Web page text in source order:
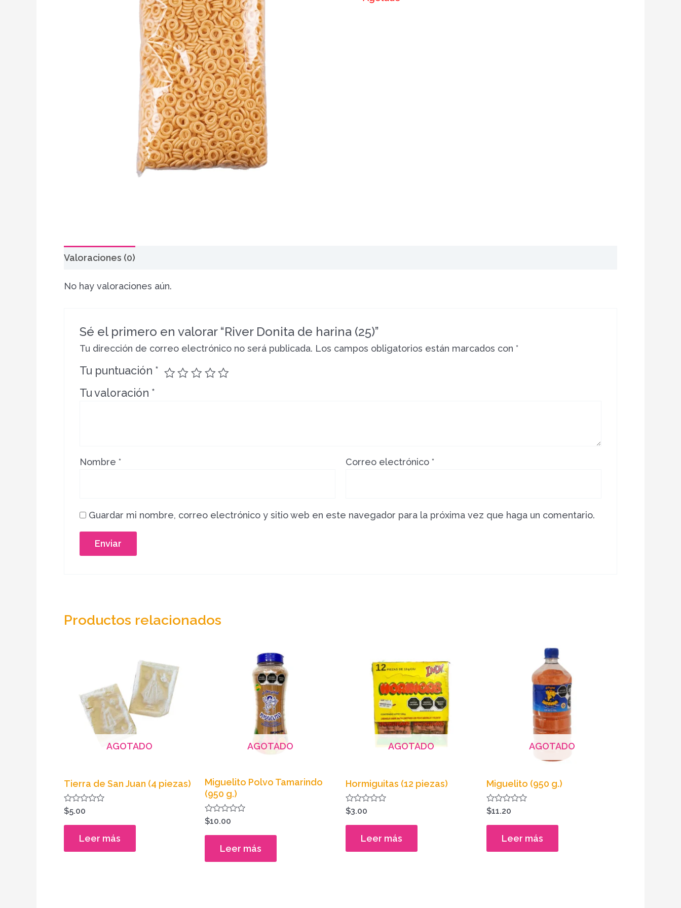
Valoraciones (0)
No hay valoraciones aún.
Sé el primero en valorar “River Donita de harina (25)”
Tu dirección de correo electrónico no será publicada. Los campos obligatorios están marcados con*
Tu puntuación *
Tu valoración *
Nombre* Correo electrónico*
Guardar mi nombre, correo electrónico y sitio web en este navegador para la próxima vez que haga un comentario.
Productos relacionados
AGOTADO
Tierra de San Juan (4 piezas)
Valorado
en
0
$5.00
Leer más
AGOTADO
Miguelito Polvo Tamarindo
(950 g.)
Valorado
en
0
$10.00
Leer más
AGOTADO
Hormiguitas (12 piezas)
Valorado
en
0
$3.00
Leer más
AGOTADO
Miguelito (950 g.)
Valorado
en
0
$11.20
Leer más